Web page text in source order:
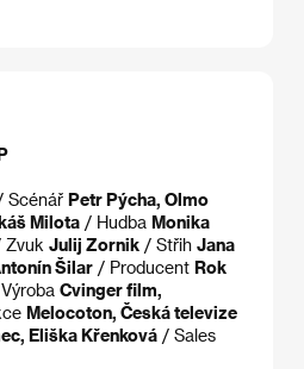
Scénář Petr Pýcha, Olmo
Milota / Hudba Monika
Zvuk Julij Zornik / Střih Jana
Šilar / Producent Rok
Cvinger film,
Melocoton, Česká televize
Eliška Křenková / Sales